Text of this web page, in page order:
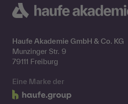
Haufe Akademie GmbH & Co. KG
Munzinger Str. 9
79111 Freiburg
Eine Marke der